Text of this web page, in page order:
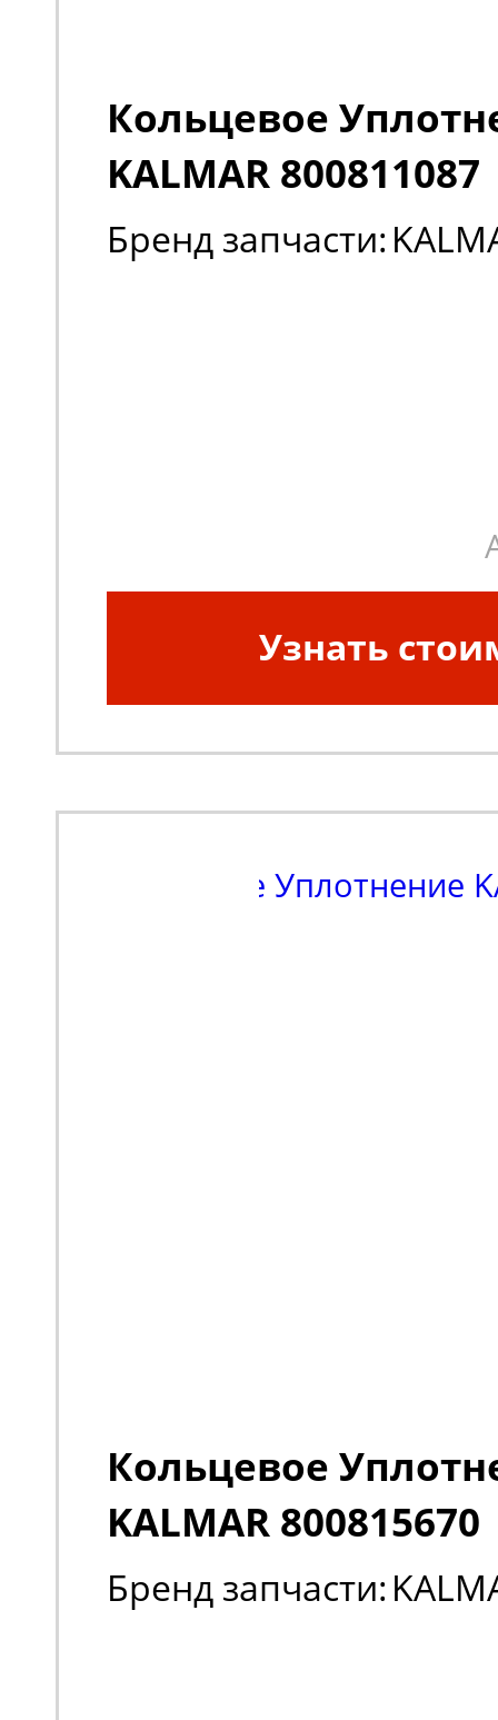
Кольцевое
KALMAR 800811087
Бренд запчасти:
Узнать
Кольцевое
KALMAR 800815670
Бренд запчасти: